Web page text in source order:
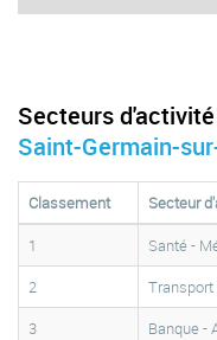
Secteurs
Saint-Germain-
Classement
Secteur
1
Santé -
2
3
Banque -